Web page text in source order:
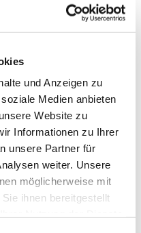
und Anzeigen zu
Medien anbieten
Website zu
Informationen zu Ihrer
unsere Partner für
weiter. Unsere
möglicherweise mit
ihnen bereitgestellt